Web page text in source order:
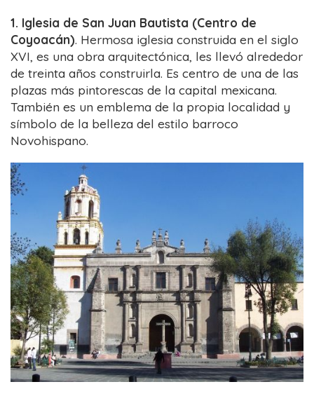
1. Iglesia de San Juan Bautista (Centro de
Coyoacán). Hermosa iglesia construida en el siglo
XVI, es una obra arquitectónica, les llevó alrededor
de treinta años construirla. Es centro de una de las
plazas más pintorescas de la capital mexicana.
También es un emblema de la propia localidad y
símbolo de la belleza del estilo barroco
Novohispano.